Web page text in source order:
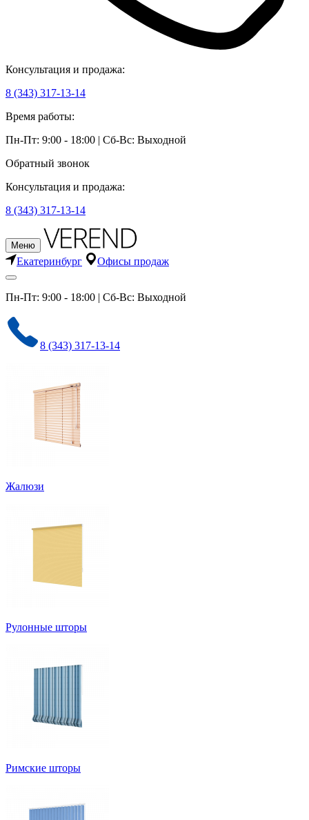
Консультация и продажа:
8 (343) 317-13-14
Время работы:
Пн-Пт: 9:00 - 18:00 | Сб-Вс: Выходной
Обратный звонок
Консультация и продажа:
8 (343) 317-13-14
Меню
Екатеринбург Офисы продаж
Пн-Пт: 9:00 - 18:00 | Сб-Вс: Выходной
8 (343) 317-13-14
Жалюзи
Рулонные шторы
Римские шторы